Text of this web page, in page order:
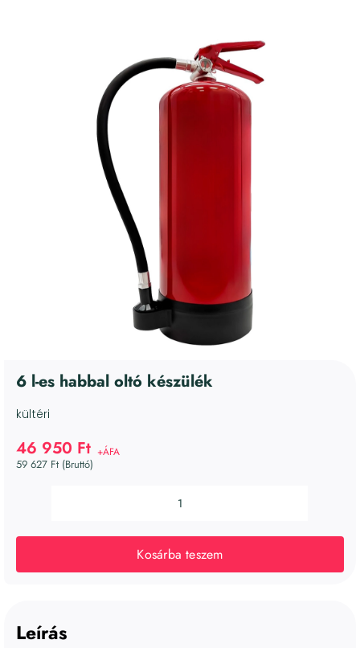
5. Karbantartás és beüzemelés
6. Kivezetett termékek
Tűzoltó készülékek
Tűzvédelmi kiegészítők
Ellenőrzési karbantartási és javítási szolgáltatások
6 l-es habbal oltó készülék
kültéri
46 950 Ft
59 627 Ft (Bruttó)
6
es
habbal
oltó
Kosárba teszem
Leírás